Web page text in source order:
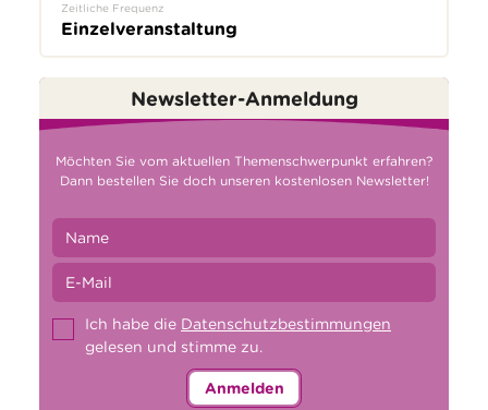
Zeitliche Frequenz
Einzelveranstaltung
Newsletter-Anmeldung
Möchten Sie vom aktuellen Themenschwerpunkt erfahren?
Dann bestellen Sie doch unseren kostenlosen Newsletter!
Ich habe die Datenschutzbestimmungen
gelesen und stimme zu.
Anmelden